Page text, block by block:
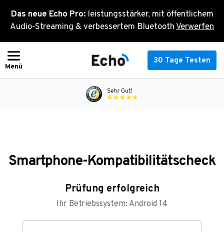
Das neue Echo Pro: leistungsstärker, mit öffentlichem
Audio-Streaming & verbessertem BluetoothVerwerfen
Inhalt
springen
30 Tage Testen
Smartphone-Kompatibilitätscheck
Prüfung erfolgreich
Ihr Betriebssystem: Android 14